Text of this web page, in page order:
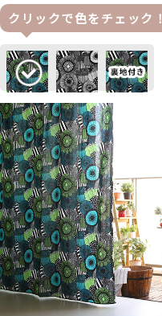
クリックで色をチェック！